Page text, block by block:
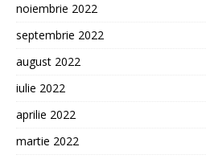
noiembrie 2022
septembrie 2022
august 2022
iulie 2022
aprilie 2022
martie 2022